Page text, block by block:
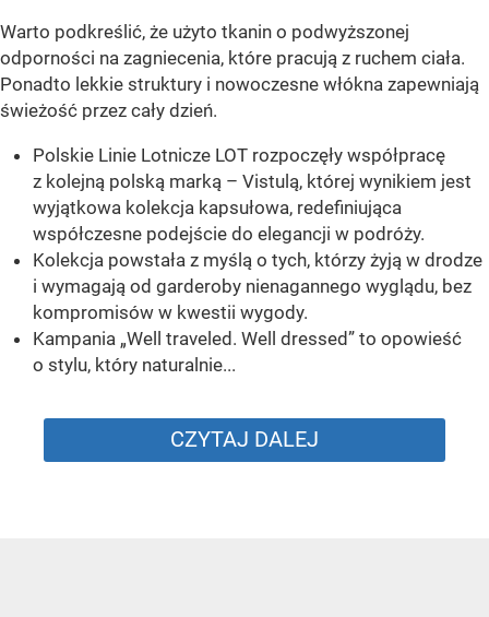
Warto podkreślić, że użyto tkanin o podwyższonej
odporności na zagniecenia, które pracują z ruchem ciała.
Ponadto lekkie struktury i nowoczesne włókna zapewniają
świeżość przez cały dzień.
Polskie Linie Lotnicze LOT rozpoczęły współpracę
z kolejną polską marką – Vistulą, której wynikiem jest
wyjątkowa kolekcja kapsułowa, redefiniująca
współczesne podejście do elegancji w podróży.
Kolekcja powstała z myślą o tych, którzy żyją w drodze
i wymagają od garderoby nienagannego wyglądu, bez
kompromisów w kwestii wygody.
Kampania „Well traveled. Well dressed” to opowieść
o stylu, który naturalnie...
CZYTAJ DALEJ